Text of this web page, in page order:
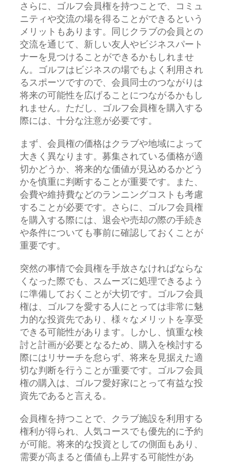
さらに、ゴルフ会員権を持つことで、コミュ
ニティや交流の場を得ることができるという
メリットもあります。同じクラブの会員との
交流を通じて、新しい友人やビジネスパート
ナーを見つけることができるかもしれませ
ん。ゴルフはビジネスの場でもよく利用され
るスポーツですので、会員同士のつながりは
将来の可能性を広げることにつながるかもし
れません。ただし、ゴルフ会員権を購入する
際には、十分な注意が必要です。
まず、会員権の価格はクラブや地域によって
大きく異なります。募集されている価格が適
切かどうか、将来的な価値が見込めるかどう
かを慎重に判断することが重要です。また、
会費や維持費などのランニングコストも考慮
することが必要です。さらに、ゴルフ会員権
を購入する際には、退会や売却の際の手続き
や条件についても事前に確認しておくことが
重要です。
突然の事情で会員権を手放さなければならな
くなった際でも、スムーズに処理できるよう
に準備しておくことが大切です。ゴルフ会員
権は、ゴルフを愛する人にとっては非常に魅
力的な投資先であり、様々なメリットを享受
できる可能性があります。しかし、慎重な検
討と計画が必要となるため、購入を検討する
際にはリサーチを怠らず、将来を見据えた適
切な判断を行うことが重要です。ゴルフ会員
権の購入は、ゴルフ愛好家にとって有益な投
資先であると言える。
会員権を持つことで、クラブ施設を利用する
権利が得られ、人気コースでも優先的に予約
が可能。将来的な投資としての側面もあり、
需要が高まると価値も上昇する可能性があ